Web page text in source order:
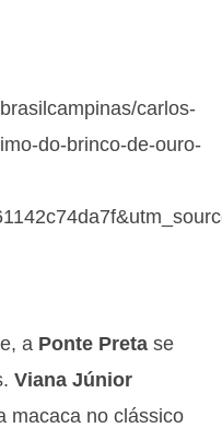
carlos-
do-brinco-de-ouro-
a Ponte Preta se
Viana Júnior
macaca no clássico